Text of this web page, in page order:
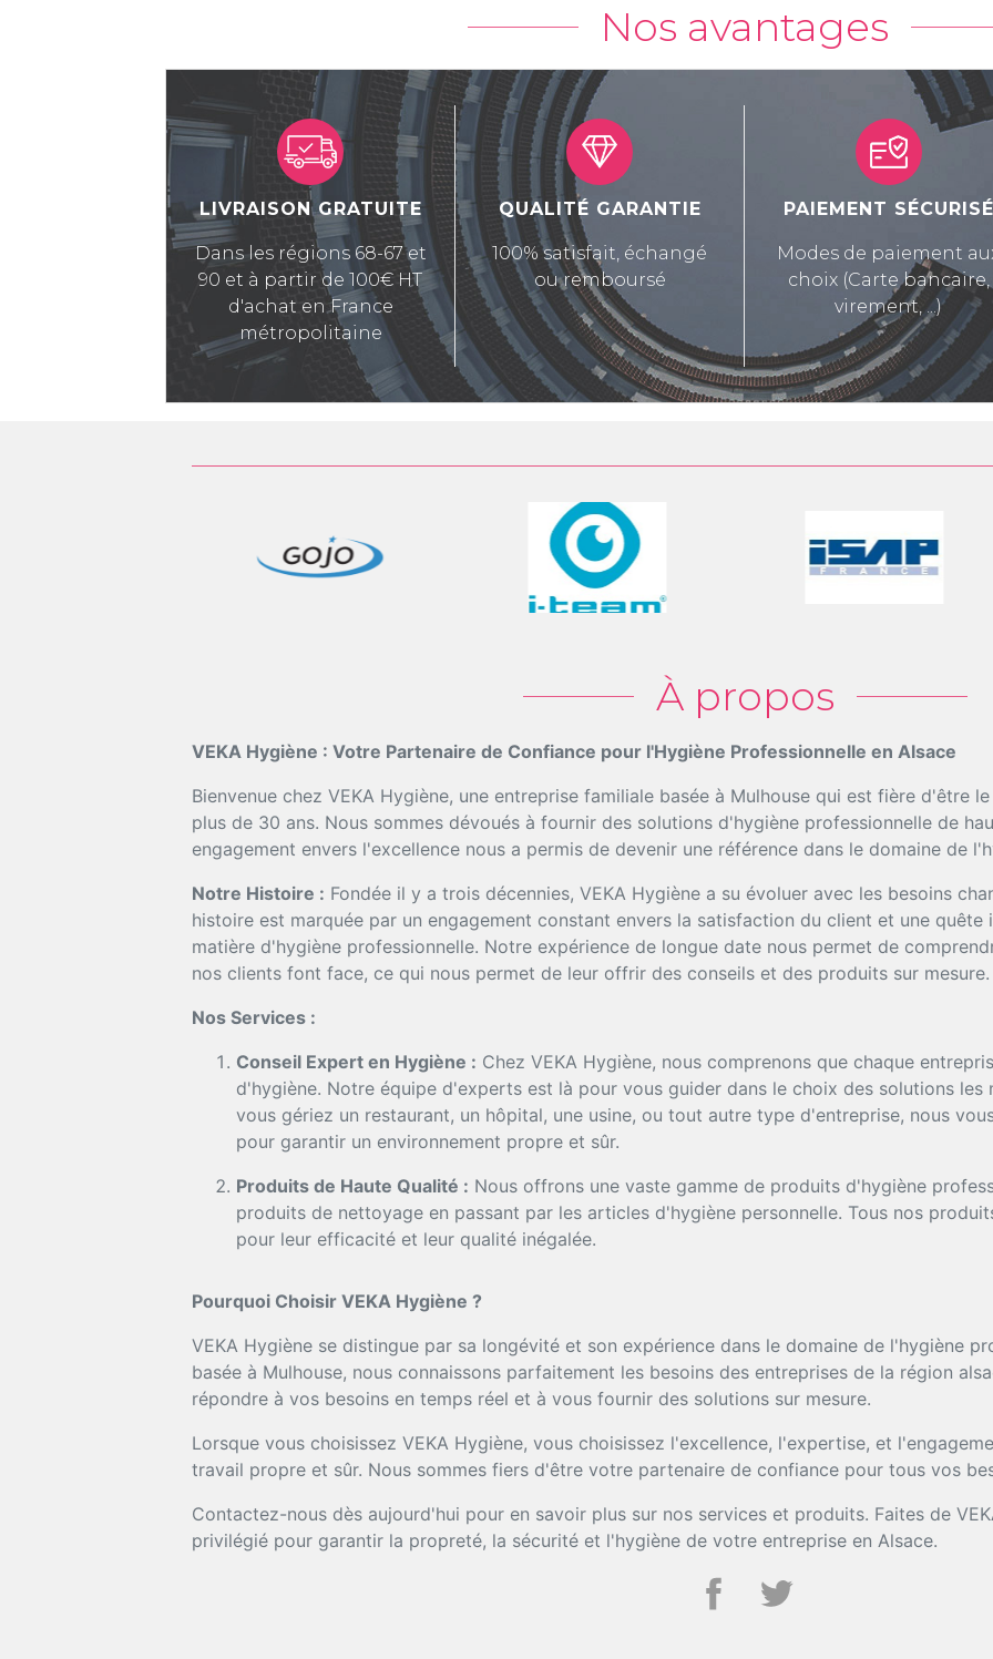
Nos avantages
LIVRAISON GRATUITE
Dans les régions 68-67 et
90 et à partir de 100€ HT
d'achat en France
métropolitaine
QUALITÉ GARANTIE
100% satisfait, échangé
ou remboursé
PAIEMENT SÉCURISÉ
Modes de paiement
choix (Carte bancaire,
virement, ...)
À propos
VEKA Hygiène : Votre Partenaire de Confiance pour l'Hygiène Professionnelle en Alsace
Bienvenue chez VEKA Hygiène, une entreprise familiale basée à Mulhouse qui est fière d'être
plus de 30 ans. Nous sommes dévoués à fournir des solutions d'hygiène professionnelle de
engagement envers l'excellence nous a permis de devenir une référence dans le domaine de
Notre Histoire : Fondée il y a trois décennies, VEKA Hygiène a su évoluer avec les besoins
histoire est marquée par un engagement constant envers la satisfaction du client et une quête
matière d'hygiène professionnelle. Notre expérience de longue date nous permet de
nos clients font face, ce qui nous permet de leur offrir des conseils et des produits sur mesure.
Nos Services :
Conseil Expert en Hygiène : Chez VEKA Hygiène, nous comprenons que chaque
d'hygiène. Notre équipe d'experts est là pour vous guider dans le choix des solutions les
vous gériez un restaurant, un hôpital, une usine, ou tout autre type d'entreprise, nous
pour garantir un environnement propre et sûr.
Produits de Haute Qualité : Nous offrons une vaste gamme de produits d'hygiène
produits de nettoyage en passant par les articles d'hygiène personnelle. Tous nos
pour leur efficacité et leur qualité inégalée.
Pourquoi Choisir VEKA Hygiène ?
VEKA Hygiène se distingue par sa longévité et son expérience dans le domaine de l'hygiène
basée à Mulhouse, nous connaissons parfaitement les besoins des entreprises de la région
répondre à vos besoins en temps réel et à vous fournir des solutions sur mesure.
Lorsque vous choisissez VEKA Hygiène, vous choisissez l'excellence, l'expertise, et
travail propre et sûr. Nous sommes fiers d'être votre partenaire de confiance pour tous vos
Contactez-nous dès aujourd'hui pour en savoir plus sur nos services et produits. Faites de
privilégié pour garantir la propreté, la sécurité et l'hygiène de votre entreprise en Alsace.